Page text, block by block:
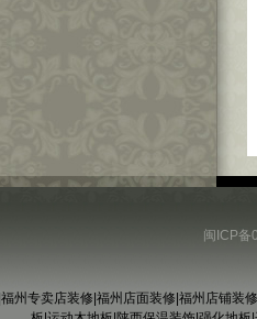
闽ICP备
福州专卖店装修 福州店面装修 福州店铺装修